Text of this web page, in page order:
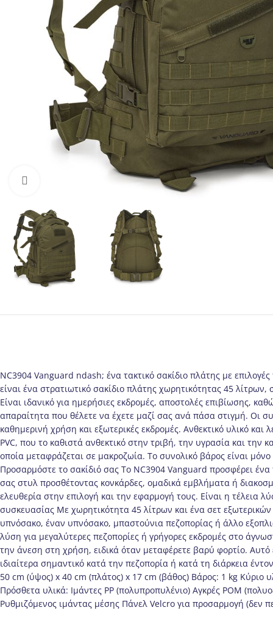
NC3904 Vanguard ndash; ένα τακτικό σακίδιο πλάτης με
είναι ένα στρατιωτικό σακίδιο πλάτης χωρητικότητας 45
Είναι ιδανικό για ημερήσιες εκδρομές, αποστολές επιβίωσης,
απαραίτητα που θέλετε να έχετε μαζί σας ανά πάσα στιγμή. Οι
καθημερινή χρήση και εξωτερικές εκδρομές. Ανθεκτικό υλικό
PVC, που το καθιστά ανθεκτικό στην τριβή, την υγρασία και
οποία μεταφράζεται σε μακροζωία. Το συνολικό βάρος είναι
Προσαρμόστε το σακίδιό σας Το NC3904 Vanguard προσφέρει
σας στυλ προσθέτοντας κονκάρδες, ομαδικά εμβλήματα ή
ελευθερία στην επιλογή και την εφαρμογή τους. Είναι η τέλεια
συσκευασίας Με χωρητικότητα 45 λίτρων και ένα σετ
υπνόσακο, έναν υπνόσακο, μπαστούνια πεζοπορίας ή άλλο
λύση για μεγαλύτερες πεζοπορίες ή γρήγορες εκδρομές στο
την άνεση στη χρήση, ειδικά όταν μεταφέρετε βαρύ φορτίο. Αυτό
ιδιαίτερα σημαντικό κατά την πεζοπορία ή κατά τη διάρκεια
50 cm (ύψος) x 40 cm (πλάτος) x 17 cm (βάθος) Βάρος: 1 kg Κύριο
Πρόσθετα υλικά: Ιμάντες PP (πολυπροπυλένιο) Αγκρές POM
Ρυθμιζόμενος ιμάντας μέσης Πάνελ Velcro για προσαρμογή (δεν